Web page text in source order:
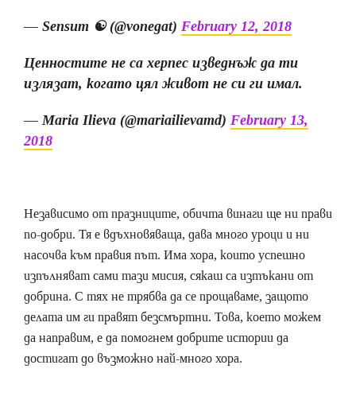
— Sensum ☯️ (@vonegat) February 12, 2018
Ценностите не са херпес изведнъж да ти
излязат, когато цял живот не си ги имал.
— Maria Ilieva (@mariailievamd) February 13,
2018
Независимо от празниците, обичта винаги ще ни прави
по-добри. Тя е вдъхновяваща, дава много уроци и ни
насочва към правия път. Има хора, които успешно
изпълняват сами тази мисия, сякаш са изтъкани от
добрина. С тях не трябва да се прощаваме, защото
делата им ги правят безсмъртни. Това, което можем
да направим, е да помогнем добрите истории да
достигат до възможно най-много хора.